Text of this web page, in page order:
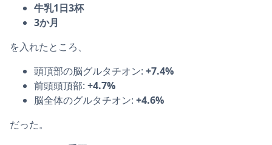
牛乳1日3杯
3か月
を入れたところ、
頭頂部の脳グルタチオン: +7.4%
前頭頭頂部: +4.7%
脳全体のグルタチオン: +4.6%
だった。